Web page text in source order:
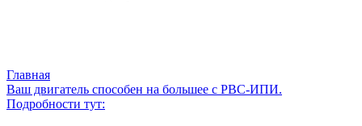
Главная
Ваш двигатель способен на большее с РВС-ИПИ.
Подробности тут: